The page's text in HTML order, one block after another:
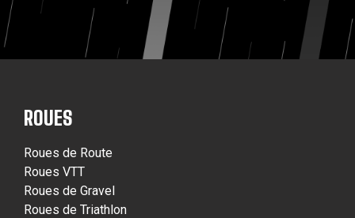
ROUES
Roues de Route
Roues VTT
Roues de Gravel
Roues de Triathlon